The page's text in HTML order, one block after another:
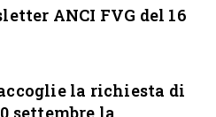
ANCI FVG del 16
accoglie la richiesta di
settembre la